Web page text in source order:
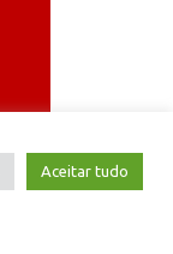
Aceitar tudo